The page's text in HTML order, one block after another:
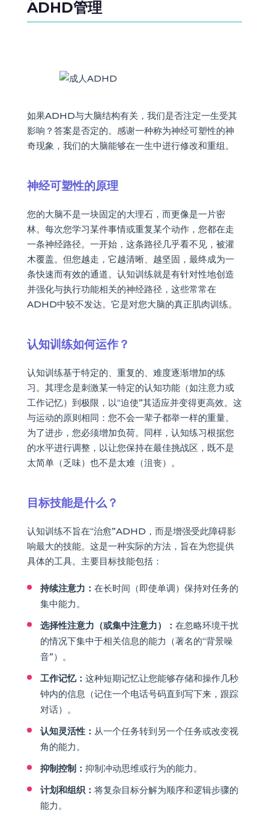
ADHD管理
如果ADHD与大脑结构有关，我们是否注定一生受其
影响？答案是否定的。感谢一种称为神经可塑性的神
奇现象，我们的大脑能够在一生中进行修改和重组。
神经可塑性的原理
您的大脑不是一块固定的大理石，而更像是一片密
林。每次您学习某件事情或重复某个动作，您都在走
一条神经路径。一开始，这条路径几乎看不见，被灌
木覆盖。但您越走，它越清晰、越坚固，最终成为一
条快速而有效的通道。认知训练就是有针对性地创造
并强化与执行功能相关的神经路径，这些常常在
ADHD中较不发达。它是对您大脑的真正肌肉训练。
认知训练如何运作？
认知训练基于特定的、重复的、难度逐渐增加的练
习。其理念是刺激某一特定的认知功能（如注意力或
工作记忆）到极限，以“迫使”其适应并变得更高效。这
与运动的原则相同：您不会一辈子都举一样的重量。
为了进步，您必须增加负荷。同样，认知练习根据您
的水平进行调整，以让您保持在最佳挑战区，既不是
太简单（乏味）也不是太难（沮丧）。
目标技能是什么？
认知训练不旨在“治愈”ADHD，而是增强受此障碍影
响最大的技能。这是一种实际的方法，旨在为您提供
具体的工具。主要目标技能包括：
持续注意力： 在长时间（即使单调）保持对任务的
集中能力。
选择性注意力（或集中注意力）： 在忽略环境干扰
的情况下集中于相关信息的能力（著名的“背景噪
音”）。
工作记忆： 这种短期记忆让您能够存储和操作几秒
钟内的信息（记住一个电话号码直到写下来，跟踪
对话）。
认知灵活性： 从一个任务转到另一个任务或改变视
角的能力。
抑制控制： 抑制冲动思维或行为的能力。
计划和组织： 将复杂目标分解为顺序和逻辑步骤的
能力。